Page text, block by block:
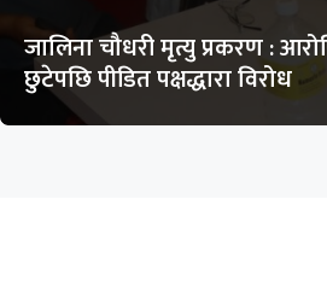
जालिना चौधरी मृत्यु प्रकरण :
छुटेपछि पीडित पक्षद्धारा विरोध